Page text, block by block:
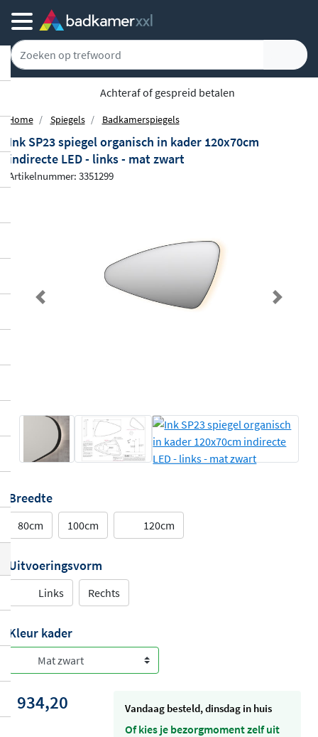
Achteraf of gespreid betalen
Home Spiegels Badkamerspiegels
Ink SP23 spiegel organisch in kader 120x70cm
indirecte LED - links - mat zwart
Artikelnummer: 3351299
Previous Next
Breedte
80cm 100cm 120cm
Uitvoeringsvorm
Links Rechts
Kleur kader
934,20 vandaag besteld, dinsdag in huis
Of kies je bezorgmoment zelf uit